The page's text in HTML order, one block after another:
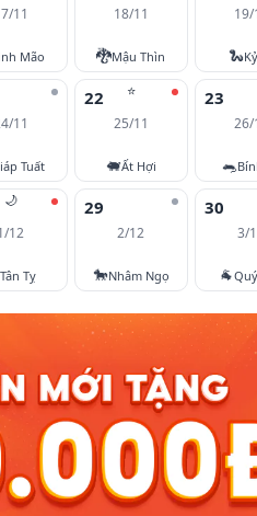
11
Mão
18/11
🐉Mậu Thìn
19/
🐍
11
Tuất
⭐
22
25/11
🐖Ất Hợi
23
26/
🐀
🌙
12
Tân Tỵ
29
2/12
🐎Nhâm Ngọ
30
3/
🐐